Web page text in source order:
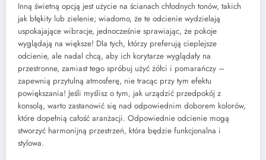
Inną świetną opcją jest użycie na ścianach chłodnych tonów, takich
jak błękity lub zielenie; wiadomo, że te odcienie wydzielają
uspokajające wibracje, jednocześnie sprawiając, że pokoje
wyglądają na większe! Dla tych, którzy preferują cieplejsze
odcienie, ale nadal chcą, aby ich korytarze wyglądały na
przestronne, zamiast tego spróbuj użyć żółci i pomarańczy –
zapewnią przytulną atmosferę, nie tracąc przy tym efektu
powiększania! Jeśli myślisz o tym, jak urządzić przedpokój z
konsolą, warto zastanowić się nad odpowiednim doborem kolorów,
które dopełnią całość aranżacji. Odpowiednie odcienie mogą
stworzyć harmonijną przestrzeń, która będzie funkcjonalna i
stylowa.